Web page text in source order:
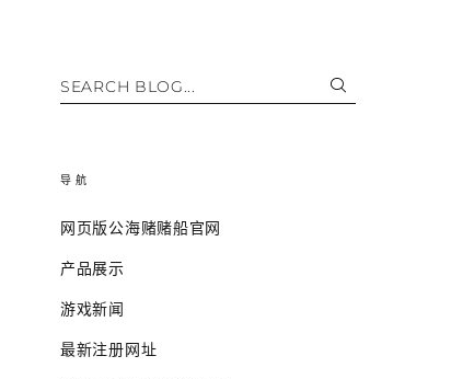
SEARCH BLOG...
导航
网页版公海赌赌船官网
产品展示
游戏新闻
最新注册网址